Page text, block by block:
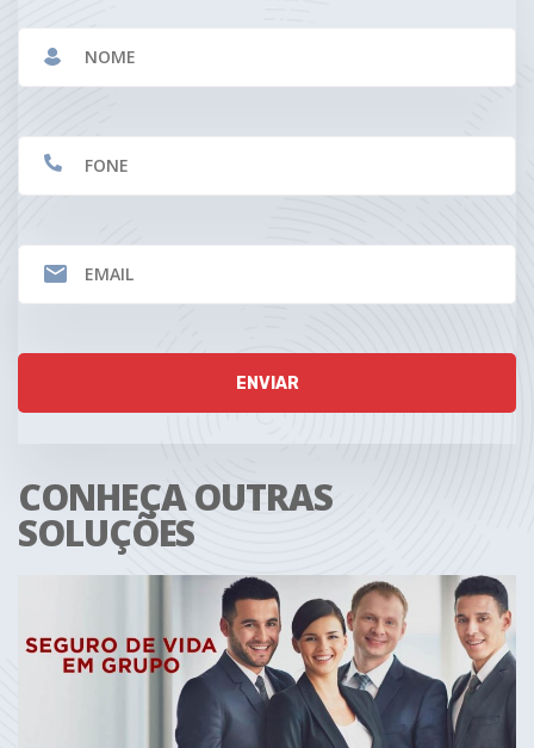
CONHEÇA OUTRAS
SOLUÇÕES